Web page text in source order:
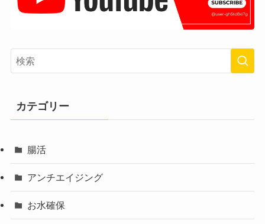
カテゴリー
腸活
アンチエイジング
お水確保